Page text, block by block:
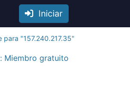
Iniciar
para "157.240.217.35"
Miembro gratuito